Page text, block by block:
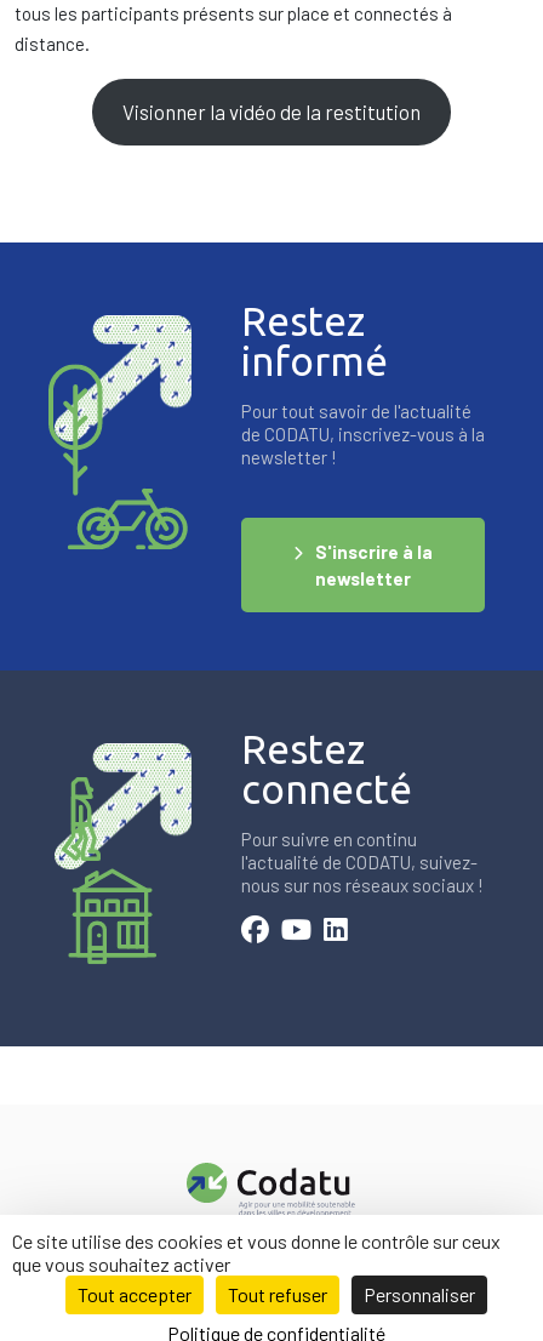
tous les participants présents sur place et connectés à
distance.
Visionner la vidéo de la restitution
Restez
informé
Pour tout savoir de l'actualité
de CODATU, inscrivez-vous à la
newsletter !
S'inscrire à la
newsletter
Restez
connecté
Pour suivre en continu
l'actualité de CODATU, suivez-
nous sur nos réseaux sociaux !
Mentions légales
Ce site utilise des cookies et vous donne le contrôle sur ceux
que vous souhaitez activer
Tout accepter
Tout refuser
Personnaliser
Politique de confidentialité